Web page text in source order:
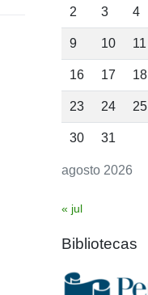
agosto 2026
2 3 4
9 10 11
16 17 18
23 24 25
30 31
« jul
Bibliotecas